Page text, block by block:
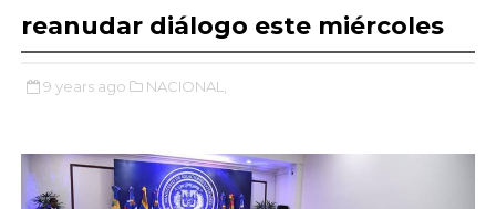
reanudar diálogo este miércoles
9 years ago NACIONAL,